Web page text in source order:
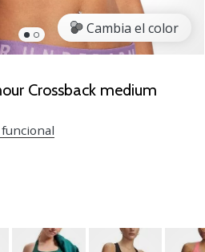
Cambia el color
Crossback medium